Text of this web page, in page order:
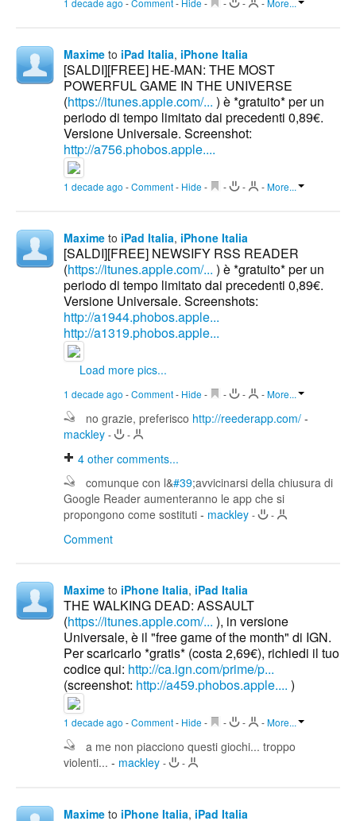
Maxime to iPad Italia, iPhone Italia
[SALDI][FREE] HE-MAN: THE MOST
POWERFUL GAME IN THE UNIVERSE
(https://itunes.apple.com/... ) è *gratuito* per un
periodo di tempo limitato dai precedenti 0,89€.
Versione Universale. Screenshot:
http://a756.phobos.apple....
1 decade ago -Comment- Hide - - - -More...
Maxime to iPad Italia, iPhone Italia
[SALDI][FREE] NEWSIFY RSS READER
(https://itunes.apple.com/... ) è *gratuito* per un
periodo di tempo limitato dai precedenti 0,89€.
Versione Universale. Screenshots:
http://a1944.phobos.apple...
http://a1319.phobos.apple...
Load more pics...
1 decade ago -Comment- Hide - - - -More...
no grazie, preferisco http://reederapp.com/ -
mackley - -
4 other comments...
comunque con l&#39;avvicinarsi della chiusura di
Google Reader aumenteranno le app che si
propongono come sostituti - mackley - -
Comment
Maxime to iPhone Italia, iPad Italia
THE WALKING DEAD: ASSAULT
(https://itunes.apple.com/... ), in versione
Universale, è il "free game of the month" di IGN.
Per scaricarlo *gratis* (costa 2,69€), richiedi il tuo
codice qui: http://ca.ign.com/prime/p...
(screenshot: http://a459.phobos.apple.... )
1 decade ago -Comment- Hide - - - -More...
a me non piacciono questi giochi... troppo
violenti... - mackley - -
Maxime to iPhone Italia, iPad Italia